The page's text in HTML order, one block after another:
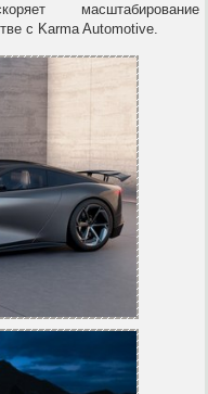
масштабирование
с Karma Automotive.